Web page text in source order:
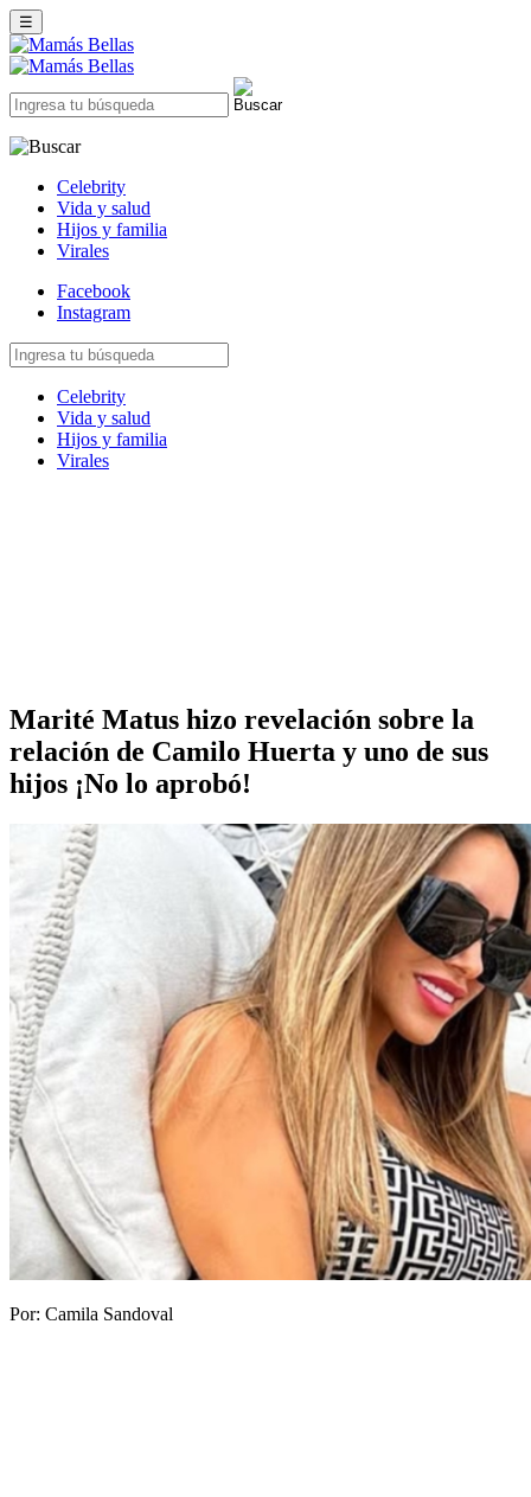
☰
Celebrity
Vida y salud
Hijos y familia
Virales
Facebook
Instagram
Celebrity
Vida y salud
Hijos y familia
Virales
Marité Matus hizo revelación sobre la
relación de Camilo Huerta y uno de sus
hijos ¡No lo aprobó!
Por: Camila Sandoval